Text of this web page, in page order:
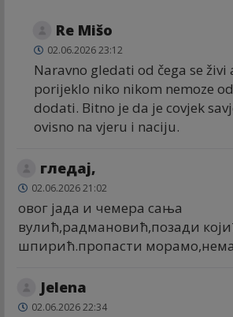
Re Mišo
02.06.2026 23:12
Naravno gledati od čega se živi
porijeklo niko nikom nemoze
dodati. Bitno je da je covjek
ovisno na vjeru i naciju.
гледај,
02.06.2026 21:02
овог јада и чемера сања
вулић,радмановић,позади
шпирић.пропасти
Jelena
02.06.2026 22:34